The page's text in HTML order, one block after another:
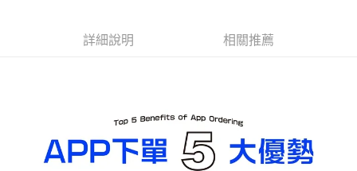
預購-7-11取貨付款(舊)
每筆NT$90，滿NT$3,000(含以上)免運費
預購-宅配(舊)
每筆NT$120，滿NT$3,000(含以上)免運費
詳細說明 相關推薦